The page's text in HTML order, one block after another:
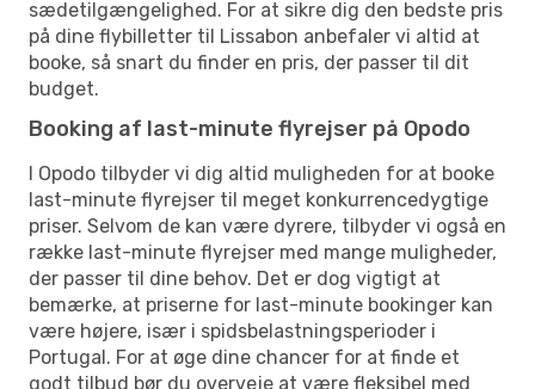
sædetilgængelighed. For at sikre dig den bedste pris
på dine flybilletter til Lissabon anbefaler vi altid at
booke, så snart du finder en pris, der passer til dit
budget.
Booking af last-minute flyrejser på Opodo
I Opodo tilbyder vi dig altid muligheden for at booke
last-minute flyrejser til meget konkurrencedygtige
priser. Selvom de kan være dyrere, tilbyder vi også en
række last-minute flyrejser med mange muligheder,
der passer til dine behov. Det er dog vigtigt at
bemærke, at priserne for last-minute bookinger kan
være højere, især i spidsbelastningsperioder i
Portugal. For at øge dine chancer for at finde et
godt tilbud bør du overveje at være fleksibel med